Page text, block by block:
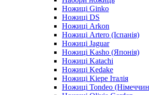
Ножиці Ginko
Ножиці DS
Ножиці Arkon
Ножиці Artero (Іспанія)
Ножиці Jaguar
Ножиці Kasho (Японія)
Ножиці Katachi
Ножиці Kedake
Ножиці Kiepe Італія
Ножиці Tondeo